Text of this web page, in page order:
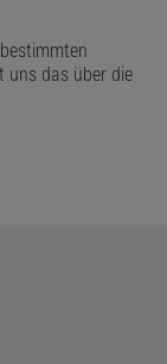
uns das über die